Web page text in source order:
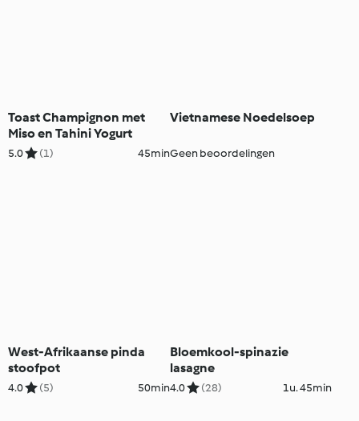
Toast Champignon met
Miso en Tahini Yogurt
5.0 (1) 45min
Vietnamese Noedelsoep
Geen beoordelingen
West-Afrikaanse pinda
stoofpot
4.0 (5) 50min
Bloemkool-spinazie
lasagne
4.0 (28) 1u. 45min